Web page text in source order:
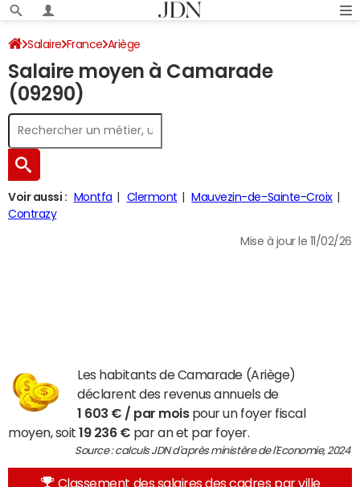
Salaire France Ariège
Salaire moyen à Camarade
(09290)
Voir aussi : Montfa Clermont
Mauvezin-de-Sainte-Croix
Contrazy
Mise à jour le 11/02/26
Les habitants de Camarade (Ariège)
déclarent des revenus annuels de
1 603 € / par moispour un foyer fiscal
moyen, soit19 236 € par an et par foyer.
Source : calculs JDN d'après ministère de l'Economie, 2024
Classement des salaires des cadres par ville